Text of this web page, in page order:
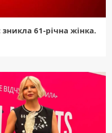
61-річна жінка.